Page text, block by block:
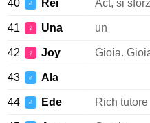
40 ♂ Rei Act, si
41 ♀ Una un
42 ♀ Joy Gioia.
43 ♂ Ala
44 ♂ Ede Rich tutore